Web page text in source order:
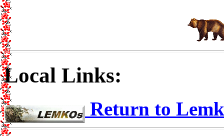
Local Links:
Return to